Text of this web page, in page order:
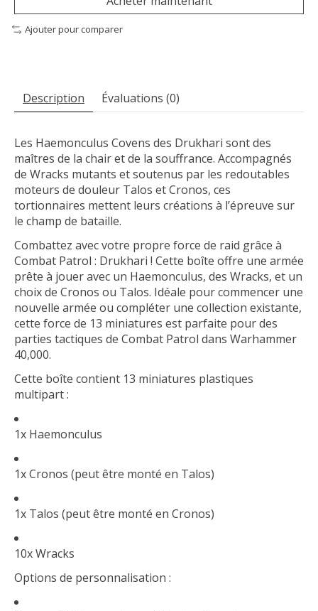
Ajouter pour comparer
Description Évaluations (0)
Les Haemonculus Covens des Drukhari sont des
maîtres de la chair et de la souffrance. Accompagnés
de Wracks mutants et soutenus par les redoutables
moteurs de douleur Talos et Cronos, ces
tortionnaires mettent leurs créations à l’épreuve sur
le champ de bataille.
Combattez avec votre propre force de raid grâce à
Combat Patrol : Drukhari ! Cette boîte offre une armée
prête à jouer avec un Haemonculus, des Wracks, et un
choix de Cronos ou Talos. Idéale pour commencer une
nouvelle armée ou compléter une collection existante,
cette force de 13 miniatures est parfaite pour des
parties tactiques de Combat Patrol dans Warhammer
40,000.
Cette boîte contient 13 miniatures plastiques
multipart :
1x Haemonculus
1x Cronos (peut être monté en Talos)
1x Talos (peut être monté en Cronos)
10x Wracks
Options de personnalisation :